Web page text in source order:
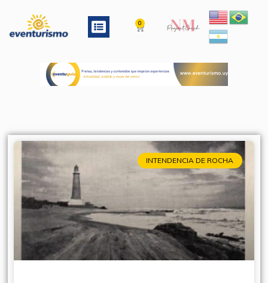
contenido
Menu 0 Cart
INTENDENCIA DE ROCHA